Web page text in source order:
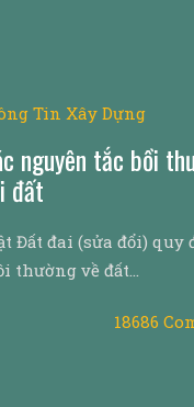
Tin Xây Dựng
nguyên tắc bồi
đất
Đất đai (sửa đổi) quy
thường về đất…
18686